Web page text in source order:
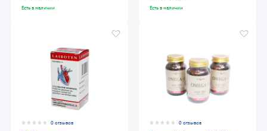
Есть в наличии Есть в наличии
0 отзывов 0 отзывов